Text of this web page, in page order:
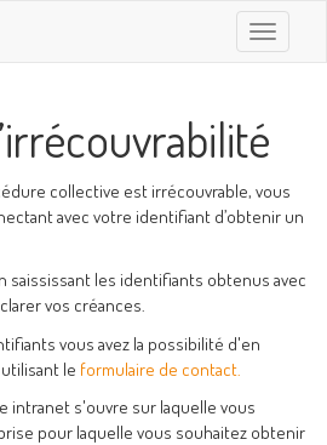
Toggle
collective est irrécouvrable, vous
avec votre identifiant d’obtenir un
saississant les identifiants obtenus avec
vos créances.
vous avez la possibilité d'en
le formulaire de contact.
intranet s'ouvre sur laquelle vous
pour laquelle vous souhaitez obtenir